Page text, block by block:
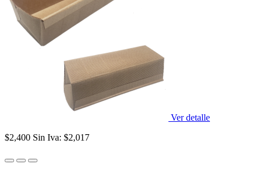
Ver detalle
$2,400 Sin Iva: $2,017